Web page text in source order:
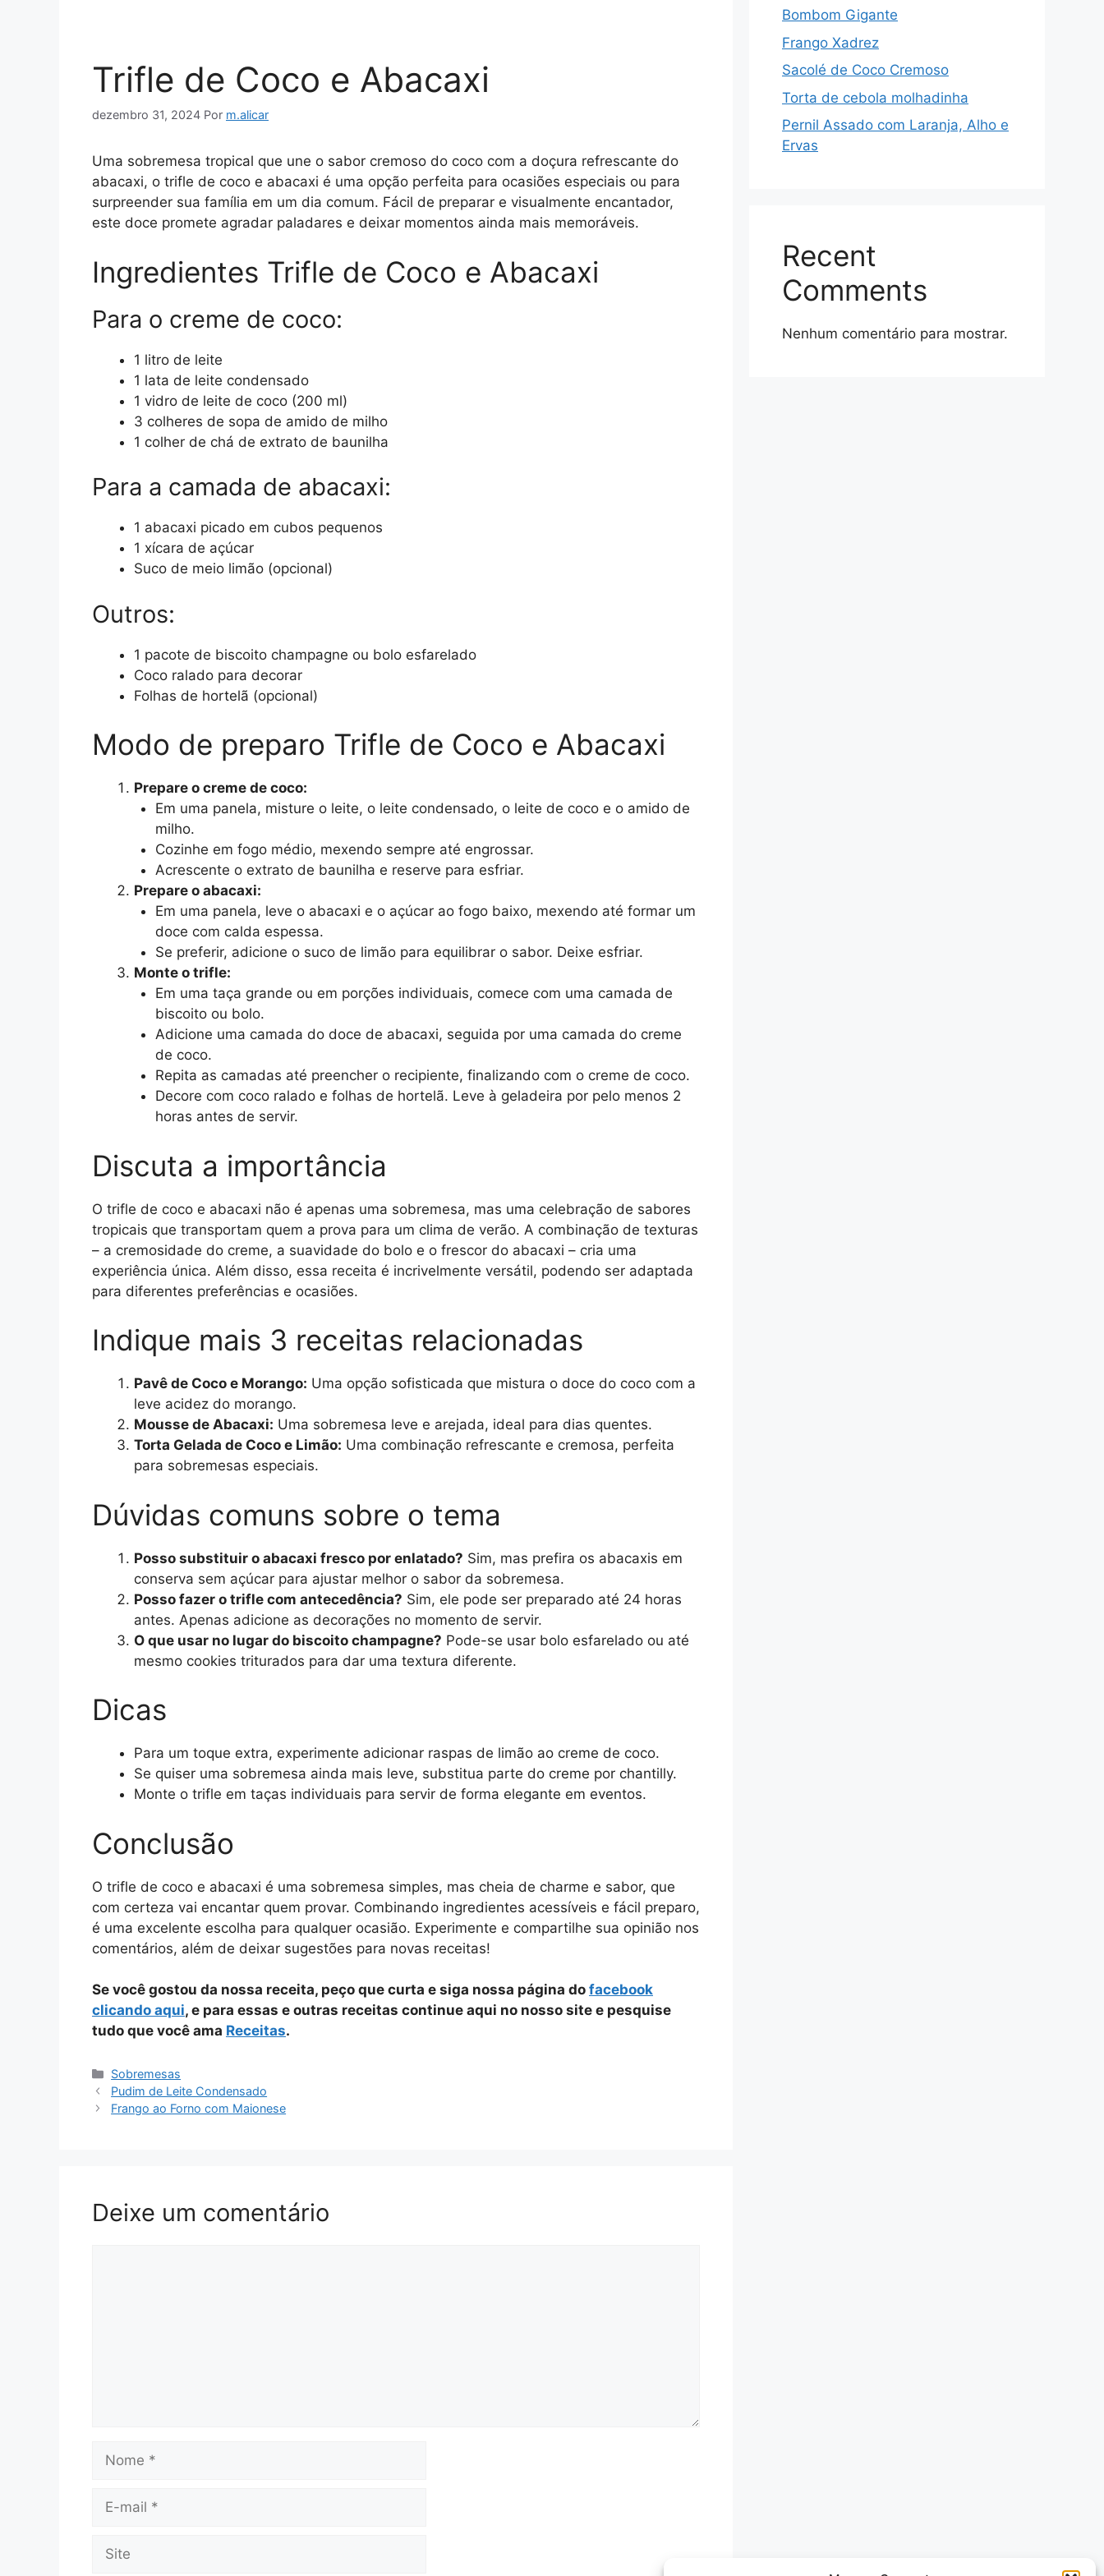
Trifle de Coco e Abacaxi
dezembro 31, 2024 Por m.alicar
Uma sobremesa tropical que une o sabor cremoso do coco com a doçura refrescante do
abacaxi, o trifle de coco e abacaxi é uma opção perfeita para ocasiões especiais ou para
surpreender sua família em um dia comum. Fácil de preparar e visualmente encantador,
este doce promete agradar paladares e deixar momentos ainda mais memoráveis.
Ingredientes Trifle de Coco e Abacaxi
Para o creme de coco:
1 litro de leite
1 lata de leite condensado
1 vidro de leite de coco (200 ml)
3 colheres de sopa de amido de milho
1 colher de chá de extrato de baunilha
Para a camada de abacaxi:
1 abacaxi picado em cubos pequenos
1 xícara de açúcar
Suco de meio limão (opcional)
Outros:
1 pacote de biscoito champagne ou bolo esfarelado
Coco ralado para decorar
Folhas de hortelã (opcional)
Modo de preparo Trifle de Coco e Abacaxi
Prepare o creme de coco:
Em uma panela, misture o leite, o leite condensado, o leite de coco e o amido de
milho.
Cozinhe em fogo médio, mexendo sempre até engrossar.
Acrescente o extrato de baunilha e reserve para esfriar.
Prepare o abacaxi:
Em uma panela, leve o abacaxi e o açúcar ao fogo baixo, mexendo até formar um
doce com calda espessa.
Se preferir, adicione o suco de limão para equilibrar o sabor. Deixe esfriar.
Monte o trifle:
Em uma taça grande ou em porções individuais, comece com uma camada de
biscoito ou bolo.
Adicione uma camada do doce de abacaxi, seguida por uma camada do creme
de coco.
Repita as camadas até preencher o recipiente, finalizando com o creme de coco.
Decore com coco ralado e folhas de hortelã. Leve à geladeira por pelo menos 2
horas antes de servir.
Discuta a importância
O trifle de coco e abacaxi não é apenas uma sobremesa, mas uma celebração de sabores
tropicais que transportam quem a prova para um clima de verão. A combinação de texturas
– a cremosidade do creme, a suavidade do bolo e o frescor do abacaxi – cria uma
experiência única. Além disso, essa receita é incrivelmente versátil, podendo ser adaptada
para diferentes preferências e ocasiões.
Indique mais 3 receitas relacionadas
Pavê de Coco e Morango: Uma opção sofisticada que mistura o doce do coco com a
leve acidez do morango.
Mousse de Abacaxi: Uma sobremesa leve e arejada, ideal para dias quentes.
Torta Gelada de Coco e Limão: Uma combinação refrescante e cremosa, perfeita
para sobremesas especiais.
Dúvidas comuns sobre o tema
Posso substituir o abacaxi fresco por enlatado? Sim, mas prefira os abacaxis em
conserva sem açúcar para ajustar melhor o sabor da sobremesa.
Posso fazer o trifle com antecedência? Sim, ele pode ser preparado até 24 horas
antes. Apenas adicione as decorações no momento de servir.
O que usar no lugar do biscoito champagne? Pode-se usar bolo esfarelado ou até
mesmo cookies triturados para dar uma textura diferente.
Dicas
Para um toque extra, experimente adicionar raspas de limão ao creme de coco.
Se quiser uma sobremesa ainda mais leve, substitua parte do creme por chantilly.
Monte o trifle em taças individuais para servir de forma elegante em eventos.
Conclusão
O trifle de coco e abacaxi é uma sobremesa simples, mas cheia de charme e sabor, que
com certeza vai encantar quem provar. Combinando ingredientes acessíveis e fácil preparo,
é uma excelente escolha para qualquer ocasião. Experimente e compartilhe sua opinião nos
comentários, além de deixar sugestões para novas receitas!
Se você gostou da nossa receita, peço que curta e siga nossa página do facebook
clicando aqui, e para essas e outras receitas continue aqui no nosso site e pesquise
tudo que você ama Receitas.
Categorias
Sobremesas
Pudim de Leite Condensado
Frango ao Forno com Maionese
Deixe um comentário
Nome
Site
Bombom Gigante
Frango Xadrez
Sacolé de Coco Cremoso
Torta de cebola molhadinha
Pernil Assado com Laranja, Alho e
Ervas
Recent
Comments
Nenhum comentário para mostrar.